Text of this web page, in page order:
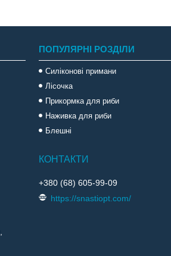
ПОПУЛЯРНІ РОЗДІЛИ
Силіконові примани
Лісочка
Прикормка для риби
Наживка для риби
Блешні
+380 (68) 605-99-09
https://snastiopt.com/